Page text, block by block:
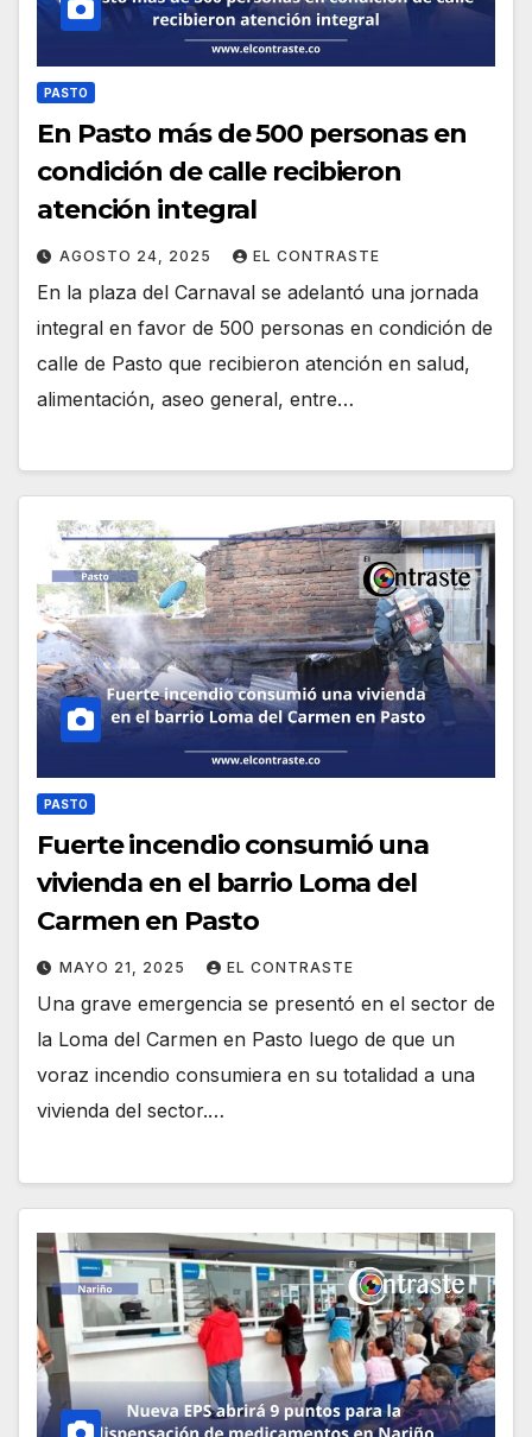
PASTO
En Pasto más de 500 personas en
condición de calle recibieron
atención integral
AGOSTO 24, 2025 EL CONTRASTE
En la plaza del Carnaval se adelantó una jornada
integral en favor de 500 personas en condición de
calle de Pasto que recibieron atención en salud,
alimentación, aseo general, entre…
PASTO
Fuerte incendio consumió una
vivienda en el barrio Loma del
Carmen en Pasto
MAYO 21, 2025 EL CONTRASTE
Una grave emergencia se presentó en el sector de
la Loma del Carmen en Pasto luego de que un
voraz incendio consumiera en su totalidad a una
vivienda del sector.…